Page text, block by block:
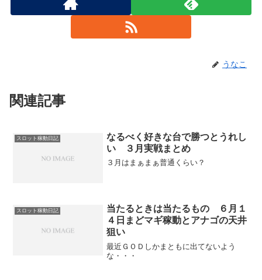
うなこ
関連記事
スロット稼動日記
なるべく好きな台で勝つとうれし
い ３月実戦まとめ
３月はまぁまぁ普通くらい？
スロット稼動日記
当たるときは当たるもの ６月１
４日まどマギ稼動とアナゴの天井
狙い
最近ＧＯＤしかまともに出てないよう
な・・・